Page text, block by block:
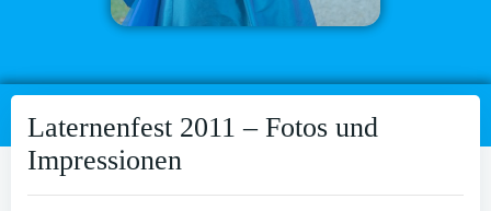
Laternenfest 2011 – Fotos und
Impressionen